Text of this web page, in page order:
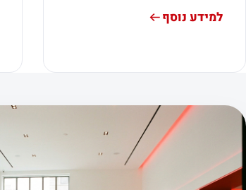
למידע נוסף